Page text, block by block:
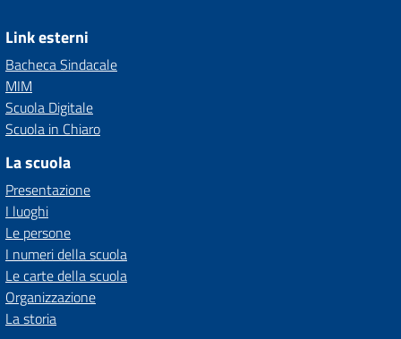
Link esterni
Bacheca Sindacale
MIM
Scuola Digitale
Scuola in Chiaro
La scuola
Presentazione
I luoghi
Le persone
I numeri della scuola
Le carte della scuola
Organizzazione
La storia